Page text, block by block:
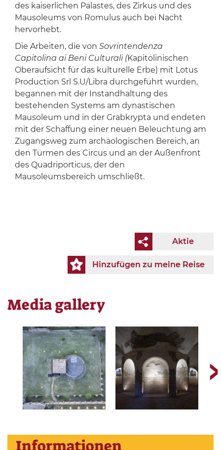
des kaiserlichen Palastes, des Zirkus und des
Mausoleums von Romulus auch bei Nacht
hervorhebt.
Die Arbeiten, die von Sovrintendenza
Capitolina ai Beni Culturali (Kapitolinischen
Oberaufsicht für das kulturelle Erbe) mit Lotus
Production Srl S.U/Libra durchgeführt wurden,
begannen mit der Instandhaltung des
bestehenden Systems am dynastischen
Mausoleum und in der Grabkrypta und endeten
mit der Schaffung einer neuen Beleuchtung am
Zugangsweg zum archäologischen Bereich, an
den Türmen des Circus und an der Außenfront
des Quadriporticus, der den
Mausoleumsbereich umschließt.
Aktie
Hinzufügen zu meine Reise
Media gallery